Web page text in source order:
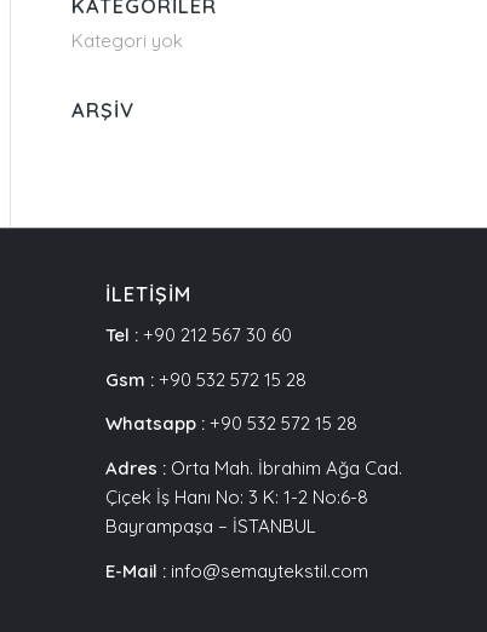
KATEGORILER
Kategori yok
ARŞIV
İLETİŞİM
Tel : +90 212 567 30 60
Gsm : +90 532 572 15 28
Whatsapp : +90 532 572 15 28
Adres :Orta Mah. İbrahim Ağa Cad.
Çiçek İş Hanı No: 3 K: 1-2 No:6-8
Bayrampaşa – İSTANBUL
E-Mail :info@semaytekstil.com